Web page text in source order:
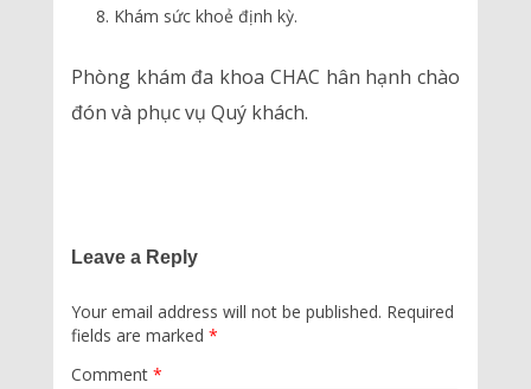
Khám sức khoẻ định kỳ.
Phòng khám đa khoa CHAC hân hạnh chào
đón và phục vụ Quý khách.
Leave a Reply
Your email address will not be published. Required
fields are marked *
Comment *